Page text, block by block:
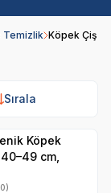
Temizlik Köpek Çiş
Sırala
Sırala
Köpek
cm,